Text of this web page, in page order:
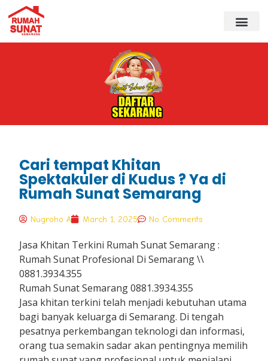
Cari tempat Khitan
Spektakuler di Kudus ? Ya di
Rumah Sunat Semarang
Nugroho A March 1, 2025 No Comments
Jasa Khitan Terkini Rumah Sunat Semarang :
Rumah Sunat Profesional Di Semarang \\
0881.3934.355
Rumah Sunat Semarang 0881.3934.355
Jasa khitan terkini telah menjadi kebutuhan utama
bagi banyak keluarga di Semarang. Di tengah
pesatnya perkembangan teknologi dan informasi,
orang tua semakin sadar akan pentingnya memilih